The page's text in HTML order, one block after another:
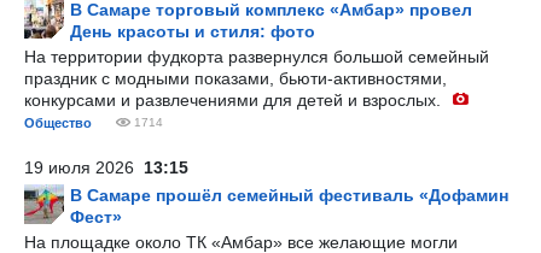
В Самаре торговый комплекс «Амбар» провел
День красоты и стиля: фото
На территории фудкорта развернулся большой семейный
праздник с модными показами, бьюти-активностями,
конкурсами и развлечениями для детей и взрослых.
Общество 1714
19 июля 2026 13:15
В Самаре прошёл семейный фестиваль «Дофамин
Фест»
На площадке около ТК «Амбар» все желающие могли